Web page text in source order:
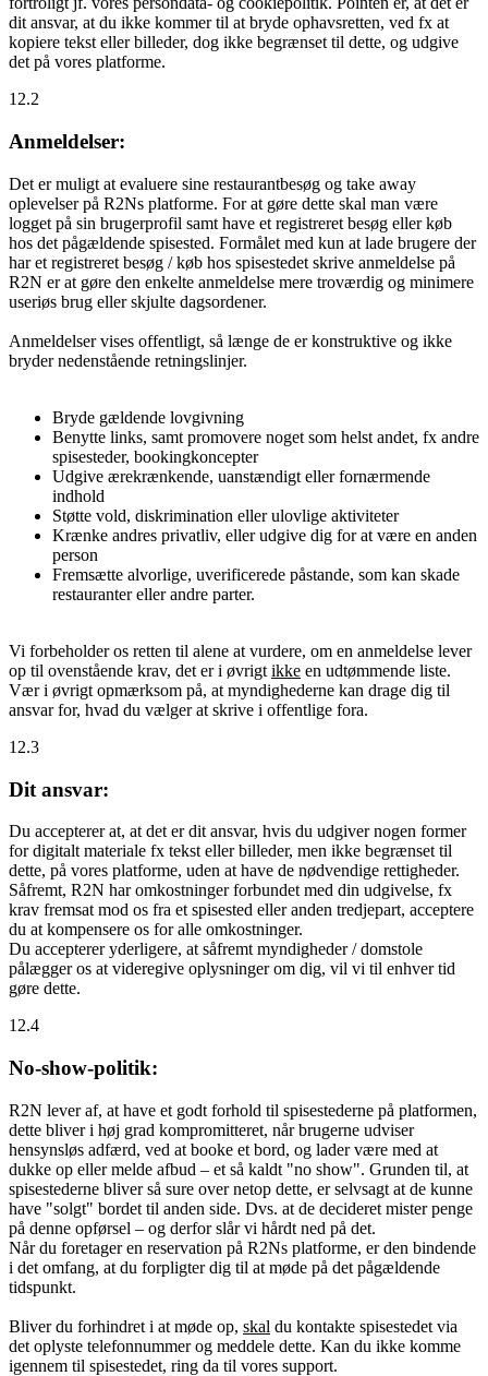
dit ansvar, at du ikke kommer til at bryde ophavsretten, ved fx at
kopiere tekst eller billeder, dog ikke begrænset til dette, og udgive
det på vores platforme.
12.2
Anmeldelser:
Det er muligt at evaluere sine restaurantbesøg og take away
oplevelser på R2Ns platforme. For at gøre dette skal man være
logget på sin brugerprofil samt have et registreret besøg eller køb
hos det pågældende spisested. Formålet med kun at lade brugere der
har et registreret besøg / køb hos spisestedet skrive anmeldelse på
R2N er at gøre den enkelte anmeldelse mere troværdig og minimere
useriøs brug eller skjulte dagsordener.
Anmeldelser vises offentligt, så længe de er konstruktive og ikke
bryder nedenstående retningslinjer.
Bryde gældende lovgivning
Benytte links, samt promovere noget som helst andet, fx andre
spisesteder, bookingkoncepter
Udgive ærekrænkende, uanstændigt eller fornærmende
indhold
Støtte vold, diskrimination eller ulovlige aktiviteter
Krænke andres privatliv, eller udgive dig for at være en anden
person
Fremsætte alvorlige, uverificerede påstande, som kan skade
restauranter eller andre parter.
Vi forbeholder os retten til alene at vurdere, om en anmeldelse lever
op til ovenstående krav, det er i øvrigt ikke en udtømmende liste.
Vær i øvrigt opmærksom på, at myndighederne kan drage dig til
ansvar for, hvad du vælger at skrive i offentlige fora.
12.3
Dit ansvar:
Du accepterer at, at det er dit ansvar, hvis du udgiver nogen former
for digitalt materiale fx tekst eller billeder, men ikke begrænset til
dette, på vores platforme, uden at have de nødvendige rettigheder.
Såfremt, R2N har omkostninger forbundet med din udgivelse, fx
krav fremsat mod os fra et spisested eller anden tredjepart, acceptere
du at kompensere os for alle omkostninger.
Du accepterer yderligere, at såfremt myndigheder / domstole
pålægger os at videregive oplysninger om dig, vil vi til enhver tid
gøre dette.
12.4
No-show-politik:
R2N lever af, at have et godt forhold til spisestederne på platformen,
dette bliver i høj grad kompromitteret, når brugerne udviser
hensynsløs adfærd, ved at booke et bord, og lader være med at
dukke op eller melde afbud – et så kaldt "no show". Grunden til, at
spisestederne bliver så sure over netop dette, er selvsagt at de kunne
have "solgt" bordet til anden side. Dvs. at de decideret mister penge
på denne opførsel – og derfor slår vi hårdt ned på det.
Når du foretager en reservation på R2Ns platforme, er den bindende
i det omfang, at du forpligter dig til at møde på det pågældende
tidspunkt.
Bliver du forhindret i at møde op, skal du kontakte spisestedet via
det oplyste telefonnummer og meddele dette. Kan du ikke komme
igennem til spisestedet, ring da til vores support.